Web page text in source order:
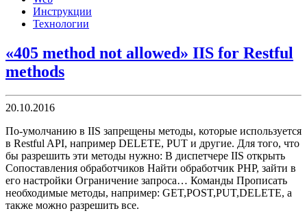
Инструкции
Технологии
«405 method not allowed» IIS for Restful
methods
20.10.2016
По-умолчанию в IIS запрещены методы, которые используется
в Restful API, например DELETE, PUT и другие. Для того, что
бы разрешить эти методы нужно: В диспетчере IIS открыть
Сопоставления обработчиков Найти обработчик PHP, зайти в
его настройки Ограничение запроса… Команды Прописать
необходимые методы, например: GET,POST,PUT,DELETE, а
также можно разрешить все.